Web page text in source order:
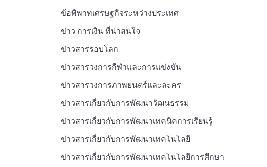
ข้อพิพาทเศรษฐกิจระหว่างประเทศ
ข่าว การเงิน ที่น่าสนใจ
ข่าวสารรอบโลก
ข่าวสารวงการกีฬาและการแข่งขัน
ข่าวสารวงการภาพยนตร์และละคร
ข่าวสารเกี่ยวกับการพัฒนาวัฒนธรรม
ข่าวสารเกี่ยวกับการพัฒนาเทคนิคการเรียนรู้
ข่าวสารเกี่ยวกับการพัฒนาเทคโนโลยี
ข่าวสารเกี่ยวกับการพัฒนาเทคโนโลยีการศึกษา